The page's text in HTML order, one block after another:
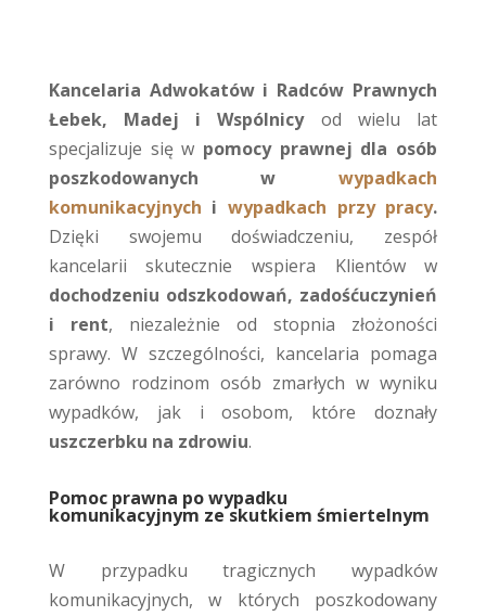
Kancelaria Adwokatów i Radców Prawnych
Łebek, Madej i Wspólnicyod wielu lat
specjalizuje się w pomocy prawnej dla osób
poszkodowanych wwypadkach
komunikacyjnych i wypadkach przy pracy.
Dzięki swojemu doświadczeniu, zespół
kancelarii skutecznie wspiera Klientów w
dochodzeniu odszkodowań, zadośćuczynień
i rent, niezależnie od stopnia złożoności
sprawy. W szczególności, kancelaria pomaga
zarówno rodzinom osób zmarłych w wyniku
wypadków, jak i osobom, które doznały
uszczerbku na zdrowiu.
Pomoc prawna po wypadku
komunikacyjnym ze skutkiem śmiertelnym
W przypadku tragicznych wypadków
komunikacyjnych, w których poszkodowany